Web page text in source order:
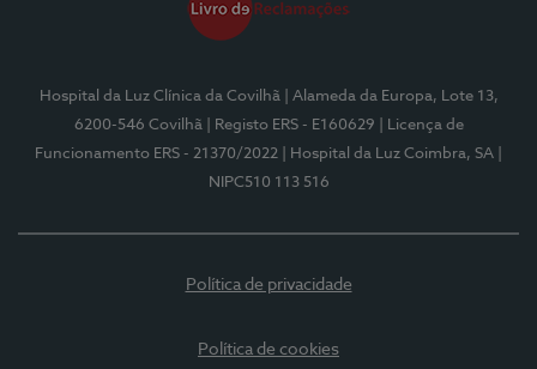
Hospital da Luz Clínica da Covilhã
| Alameda da Europa, Lote 13,
6200-546 Covilhã
| Registo ERS - E160629
| Licença de
Funcionamento ERS - 21370/2022
| Hospital da Luz Coimbra, SA
NIPC510 113 516
Política de privacidade
Política de cookies